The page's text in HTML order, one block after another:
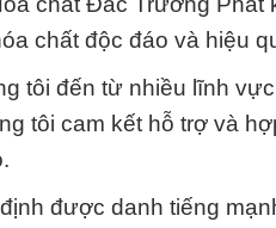
chất độc đáo và hiệu
tôi đến từ nhiều lĩnh
tôi cam kết hỗ trợ và
được danh tiếng